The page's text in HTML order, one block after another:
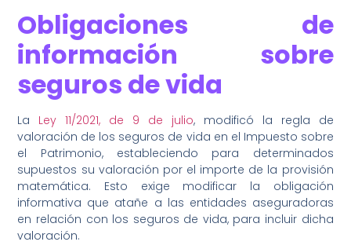
Obligaciones de
información sobre
seguros de vida
La Ley 11/2021, de 9 de julio, modificó la regla de
valoración de los seguros de vida en el Impuesto sobre
el Patrimonio, estableciendo para determinados
supuestos su valoración por el importe de la provisión
matemática. Esto exige modificar la obligación
informativa que atañe a las entidades aseguradoras
en relación con los seguros de vida, para incluir dicha
valoración.